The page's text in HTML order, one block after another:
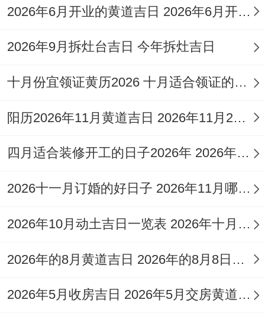
午吉时?
末了提醒；择吉是一门融合时间同空间的艺
日还需考虑个人命理与具体环境！祝愿每一
位迁居者都能再新宅中迎来安康与幸福！
2026年6月开业的黄道吉日 2026年6月开业黄道吉日查询
2026年9月拆灶台吉日 今年拆灶吉日
十月份宜领证黄历2026 十月适合领证的好日子2026年
阳历2026年11月黄道吉日 2026年11月26日阳历黄道吉日
四月适合装修开工的日子2026年 2026年四月份适合装修开工的黄道吉日
2026十一月订婚的好日子 2026年11月哪天订婚好
2026年10月动土吉日一览表 2026年十月六日能动土吗
2026年的8月黄道吉日 2026年的8月8日是星期几
2026年5月收房吉日 2026年5月交房黄道吉日